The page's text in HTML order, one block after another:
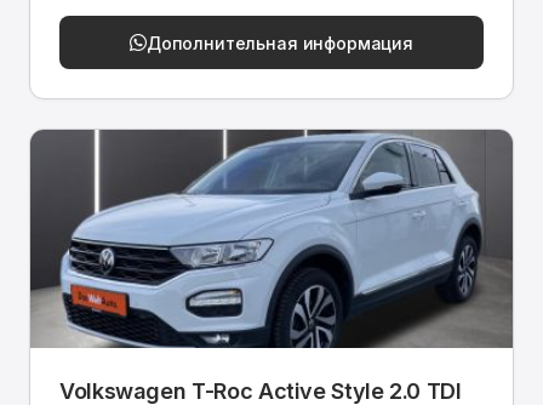
Дополнительная информация
Volkswagen T-Roc Active Style 2.0 TDI